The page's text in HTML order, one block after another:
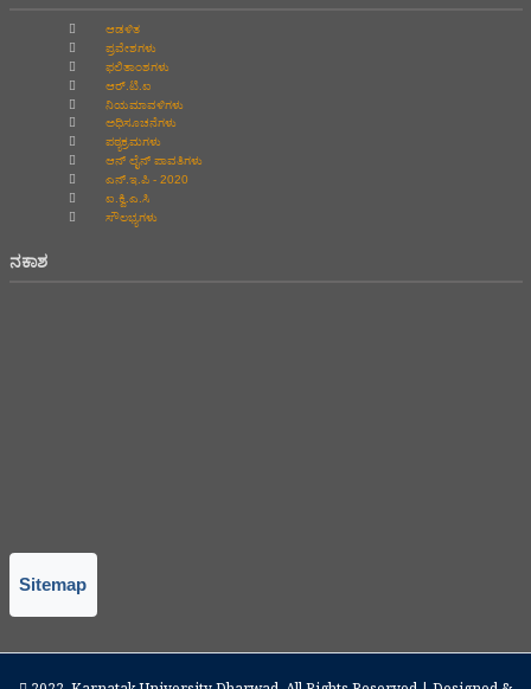
ಆಡಳಿತ
ಪ್ರವೇಶಗಳು
ಫಲಿತಾಂಶಗಳು
ಆರ್.ಟಿ.ಐ
ನಿಯಮಾವಳಿಗಳು
ಅಧಿಸೂಚನೆಗಳು
ಪಠ್ಯಕ್ರಮಗಳು
ಆನ್‌ ಲೈನ್‌ ಪಾವತಿಗಳು
ಎನ್.ಇ.ಪಿ - 2020
ಐ.ಕ್ವಿ.ಎ.ಸಿ
ಸೌಲಭ್ಯಗಳು
ನಕಾಶ
Sitemap